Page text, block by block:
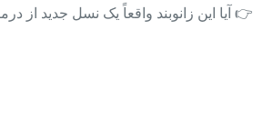
👉 آیا این زانوبند واقعاً یک نسل جدید